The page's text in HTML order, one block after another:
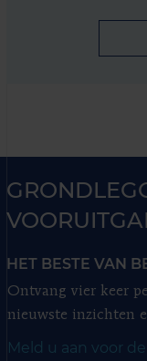
HET BESTE VAN
Ontvang vier keer
nieuwste inzichten
Meld u aan voor